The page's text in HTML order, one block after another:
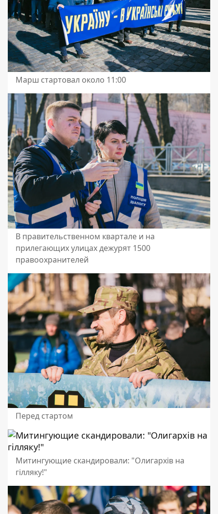
Марш стартовал около 11:00
В правительственном квартале и на
прилегающих улицах дежурят 1500
правоохранителей
Перед стартом
Митингующие скандировали: "Олигархів на
гілляку!"